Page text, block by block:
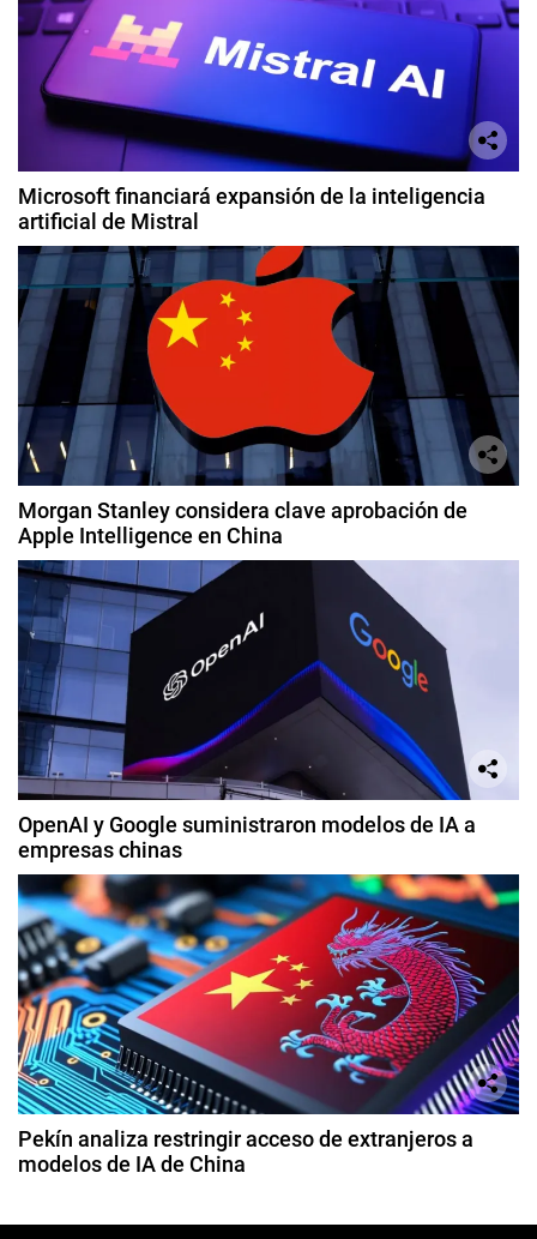
Microsoft financiará expansión de la inteligencia
artificial de Mistral
Morgan Stanley considera clave aprobación de
Apple Intelligence en China
OpenAI y Google suministraron modelos de IA a
empresas chinas
Pekín analiza restringir acceso de extranjeros a
modelos de IA de China